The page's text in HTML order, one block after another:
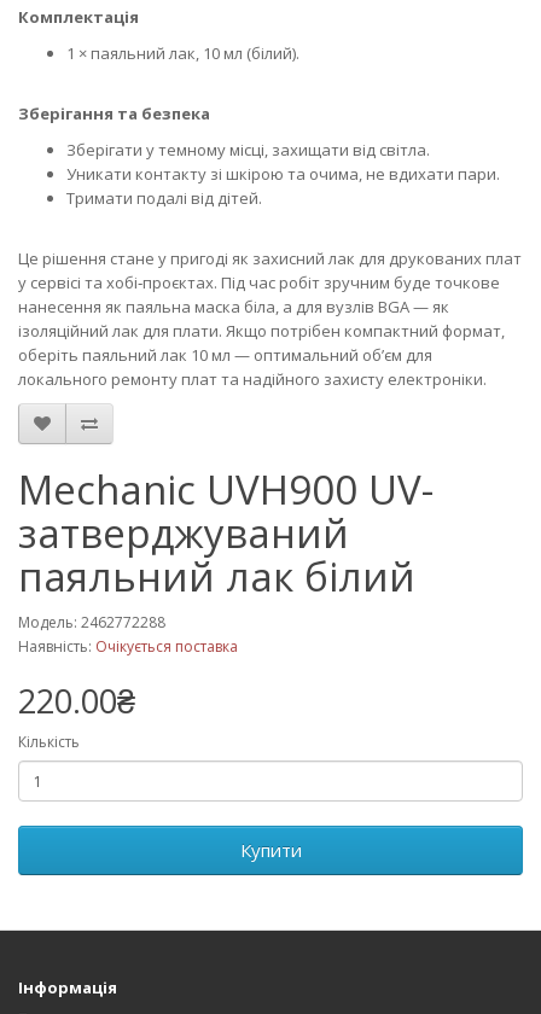
Комплектація
1 × паяльний лак, 10 мл (білий).
Зберігання та безпека
Зберігати у темному місці, захищати від світла.
Уникати контакту зі шкірою та очима, не вдихати пари.
Тримати подалі від дітей.
Це рішення стане у пригоді як захисний лак для друкованих плат
у сервісі та хобі‑проєктах. Під час робіт зручним буде точкове
нанесення як паяльна маска біла, а для вузлів BGA — як
ізоляційний лак для плати. Якщо потрібен компактний формат,
оберіть паяльний лак 10 мл — оптимальний об’єм для
локального ремонту плат та надійного захисту електроніки.
Mechanic UVH900 UV-
затверджуваний
паяльний лак білий
Модель: 2462772288
Наявність: Очікується поставка
220.00₴
Кількість
Купити
Інформація